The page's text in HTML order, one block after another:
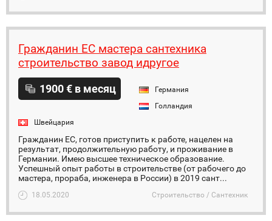
Гражданин ЕС мастера сантехника
строительство завод идругое
1900 € в месяц
Германия
Голландия
Швейцария
Гражданин ЕС, готов приступить к работе, нацелен на
результат, продолжительную работу, и проживание в
Германии. Имею высшее техническое образование.
Успешный опыт работы в строительстве (от рабочего до
мастера, прораба, инженера в России) в 2019 сант...
18.05.2020 Строительство / Сантехник